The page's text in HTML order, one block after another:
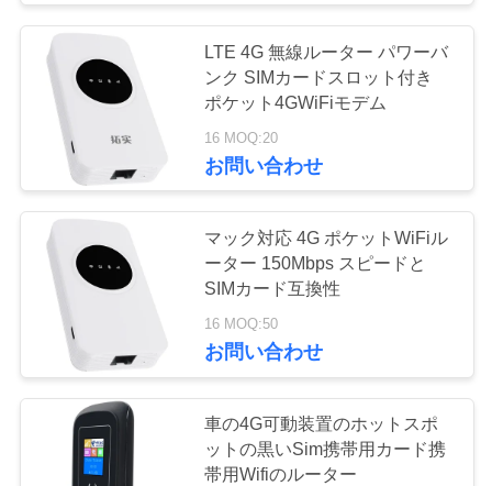
ー
合
要
USB WiFiの範囲の
エクステンダー
WiFi 6ギガビットの
ルーター
LTE 4G 無線ルーター パワーバ
ンク SIMカードスロット付き
ポケット4GWiFiモデム
16 MOQ:20
お問い合わせ
マック対応 4G ポケットWiFiル
ーター 150Mbps スピードと
SIMカード互換性
16 MOQ:50
お問い合わせ
車の4G可動装置のホットスポ
ットの黒いSim携帯用カード携
帯用Wifiのルーター